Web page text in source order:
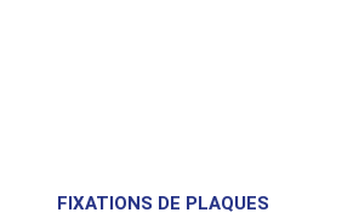
FIXATIONS DE PLAQUES